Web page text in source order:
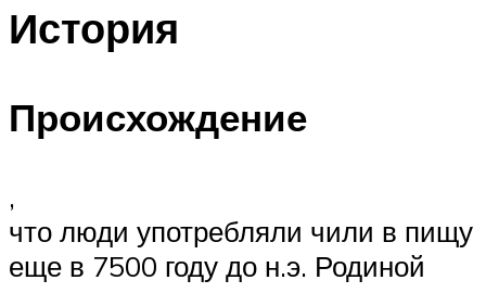
История
Происхождение
,
что люди употребляли чили в пищу
еще в 7500 году до н.э. Родиной